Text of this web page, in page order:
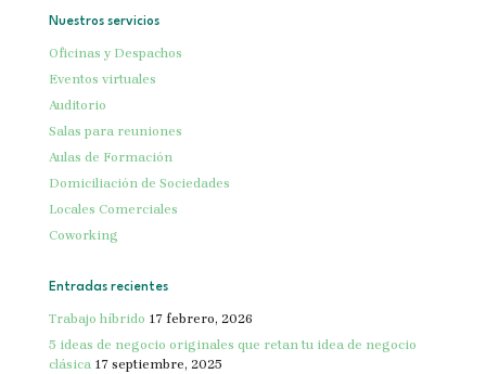
Nuestros servicios
Oficinas y Despachos
Eventos virtuales
Auditorio
Salas para reuniones
Aulas de Formación
Domiciliación de Sociedades
Locales Comerciales
Coworking
Entradas recientes
Trabajo híbrido 17 febrero, 2026
5 ideas de negocio originales que retan tu idea de negocio
clásica 17 septiembre, 2025